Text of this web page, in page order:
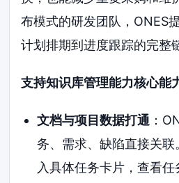
布模式的研发团队，ONES
计划排期到进度跟踪的完整
支持知识库管理能力核心能
文档与项目数据打通 ：
务、需求、缺陷直接关
入具体任务卡片，查看